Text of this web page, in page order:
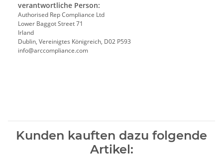
verantwortliche Person:
Authorised Rep Compliance Ltd
Lower Baggot Street 71
Irland
Dublin, Vereinigtes Königreich, D02 P593
info@arccompliance.com
Kunden kauften dazu folgende
Artikel: